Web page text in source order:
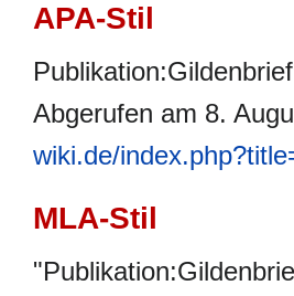
APA-Stil
Abgerufen am 8.
wiki.de/
MLA-Stil